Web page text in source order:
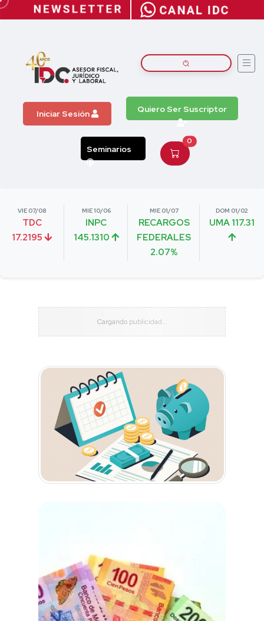
Iniciar Sesión Quiero Ser Suscriptor
Seminarios
0
VIE 07/08
TDC
17.2195
MIE 10/06
INPC
145.1310
MIE 01/07
RECARGOS
FEDERALES
2.07%
DOM 01/02
UMA 117.31